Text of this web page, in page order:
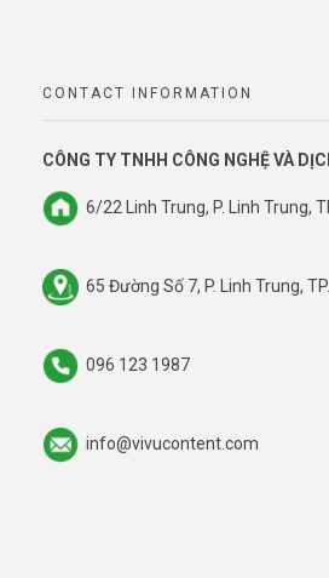
CONTACT INFORMATION
CÔNG TY TNHH CÔNG NGHỆ VÀ
6/22 Linh Trung, P. Linh Trung,
65 Đường Số 7, P. Linh Trung,
096 123 1987
info@vivucontent.com